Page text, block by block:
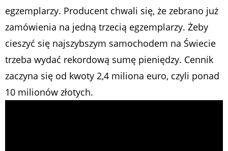
egzemplarzy. Producent chwali się, że zebrano już
zamówienia na jedną trzecią egzemplarzy. Żeby
cieszyć się najszybszym samochodem na Świecie
trzeba wydać rekordową sumę pieniędzy. Cennik
zaczyna się od kwoty 2,4 miliona euro, czyli ponad
10 milionów złotych.